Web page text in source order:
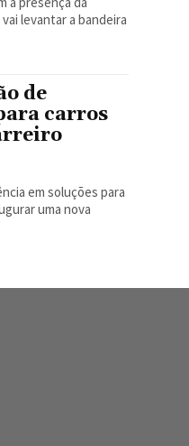
levantar a bandeira
de
carros
uma nova